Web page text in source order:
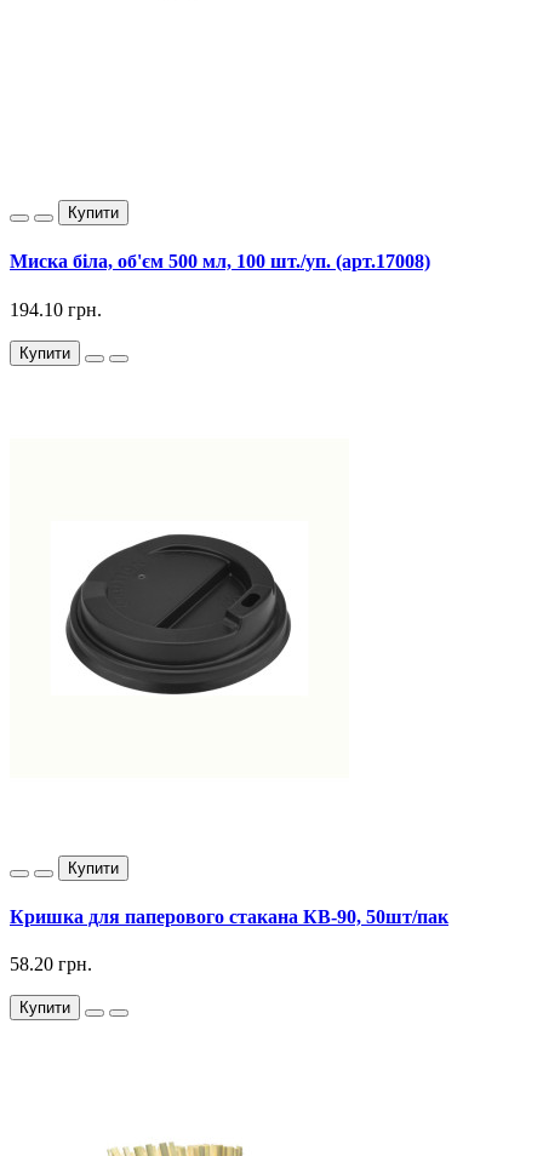
Купити
Миска біла, об'єм 500 мл, 100 шт./уп. (арт.17008)
194.10 грн.
Купити
Купити
Кришка для паперового стакана КВ-90, 50шт/пак
58.20 грн.
Купити